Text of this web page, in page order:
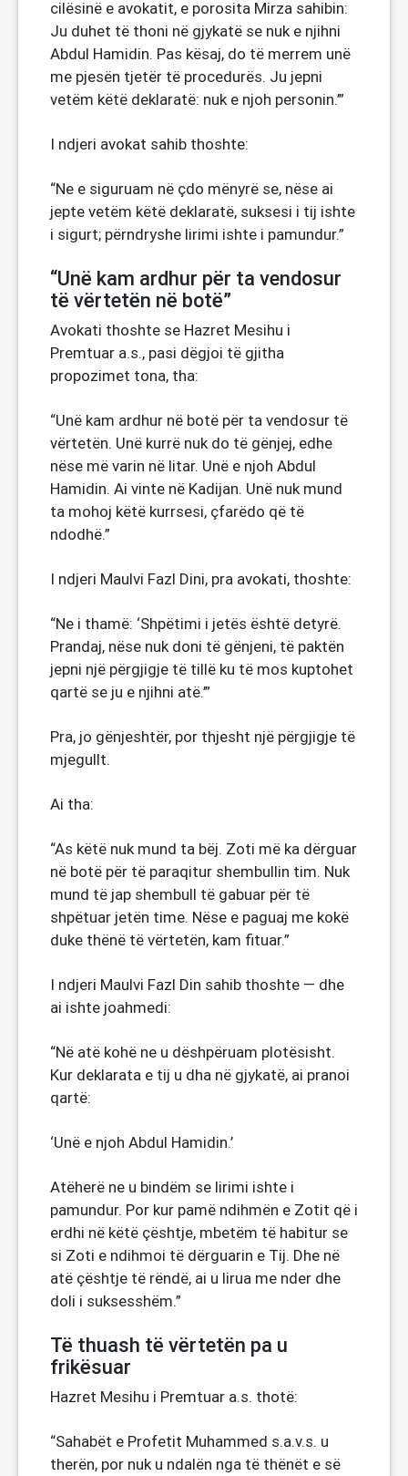
cilësinë e avokatit, e porosita Mirza sahibin:
Ju duhet të thoni në gjykatë se nuk e njihni
Abdul Hamidin. Pas kësaj, do të merrem unë
me pjesën tjetër të procedurës. Ju jepni
vetëm këtë deklaratë: nuk e njoh personin.’”
I ndjeri avokat sahib thoshte:
“Ne e siguruam në çdo mënyrë se, nëse ai
jepte vetëm këtë deklaratë, suksesi i tij ishte
i sigurt; përndryshe lirimi ishte i pamundur.”
“Unë kam ardhur për ta vendosur
të vërtetën në botë”
Avokati thoshte se Hazret Mesihu i
Premtuar a.s., pasi dëgjoi të gjitha
propozimet tona, tha:
“Unë kam ardhur në botë për ta vendosur të
vërtetën. Unë kurrë nuk do të gënjej, edhe
nëse më varin në litar. Unë e njoh Abdul
Hamidin. Ai vinte në Kadijan. Unë nuk mund
ta mohoj këtë kurrsesi, çfarëdo që të
ndodhë.”
I ndjeri Maulvi Fazl Dini, pra avokati, thoshte:
“Ne i thamë: ‘Shpëtimi i jetës është detyrë.
Prandaj, nëse nuk doni të gënjeni, të paktën
jepni një përgjigje të tillë ku të mos kuptohet
qartë se ju e njihni atë.’”
Pra, jo gënjeshtër, por thjesht një përgjigje të
mjegullt.
Ai tha:
“As këtë nuk mund ta bëj. Zoti më ka dërguar
në botë për të paraqitur shembullin tim. Nuk
mund të jap shembull të gabuar për të
shpëtuar jetën time. Nëse e paguaj me kokë
duke thënë të vërtetën, kam fituar.”
I ndjeri Maulvi Fazl Din sahib thoshte — dhe
ai ishte joahmedi:
“Në atë kohë ne u dëshpëruam plotësisht.
Kur deklarata e tij u dha në gjykatë, ai pranoi
qartë:
‘Unë e njoh Abdul Hamidin.’
Atëherë ne u bindëm se lirimi ishte i
pamundur. Por kur pamë ndihmën e Zotit që i
erdhi në këtë çështje, mbetëm të habitur se
si Zoti e ndihmoi të dërguarin e Tij. Dhe në
atë çështje të rëndë, ai u lirua me nder dhe
doli i suksesshëm.”
Të thuash të vërtetën pa u
frikësuar
Hazret Mesihu i Premtuar a.s. thotë:
“Sahabët e Profetit Muhammed s.a.v.s. u
therën, por nuk u ndalën nga të thënët e së